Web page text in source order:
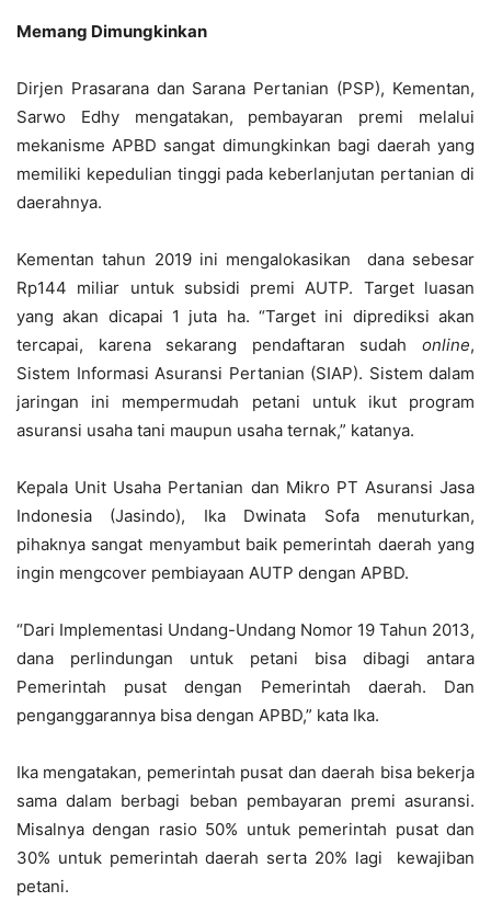
Memang Dimungkinkan
Dirjen Prasarana dan Sarana Pertanian (PSP), Kementan,
Sarwo Edhy mengatakan, pembayaran premi melalui
mekanisme APBD sangat dimungkinkan bagi daerah yang
memiliki kepedulian tinggi pada keberlanjutan pertanian di
daerahnya.
Kementan tahun 2019 ini mengalokasikan dana sebesar
Rp144 miliar untuk subsidi premi AUTP. Target luasan
yang akan dicapai 1 juta ha. “Target ini diprediksi akan
tercapai, karena sekarang pendaftaran sudah online,
Sistem Informasi Asuransi Pertanian (SIAP). Sistem dalam
jaringan ini mempermudah petani untuk ikut program
asuransi usaha tani maupun usaha ternak,” katanya.
Kepala Unit Usaha Pertanian dan Mikro PT Asuransi Jasa
Indonesia (Jasindo), Ika Dwinata Sofa menuturkan,
pihaknya sangat menyambut baik pemerintah daerah yang
ingin mengcover pembiayaan AUTP dengan APBD.
“Dari Implementasi Undang-Undang Nomor 19 Tahun 2013,
dana perlindungan untuk petani bisa dibagi antara
Pemerintah pusat dengan Pemerintah daerah. Dan
penganggarannya bisa dengan APBD,” kata Ika.
Ika mengatakan, pemerintah pusat dan daerah bisa bekerja
sama dalam berbagi beban pembayaran premi asuransi.
Misalnya dengan rasio 50% untuk pemerintah pusat dan
30% untuk pemerintah daerah serta 20% lagi kewajiban
petani.